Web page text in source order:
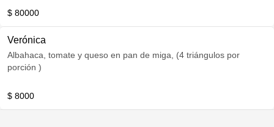
$ 80000
Verónica
Albahaca, tomate y queso en pan de miga, (4 triángulos por
porción )
$ 8000